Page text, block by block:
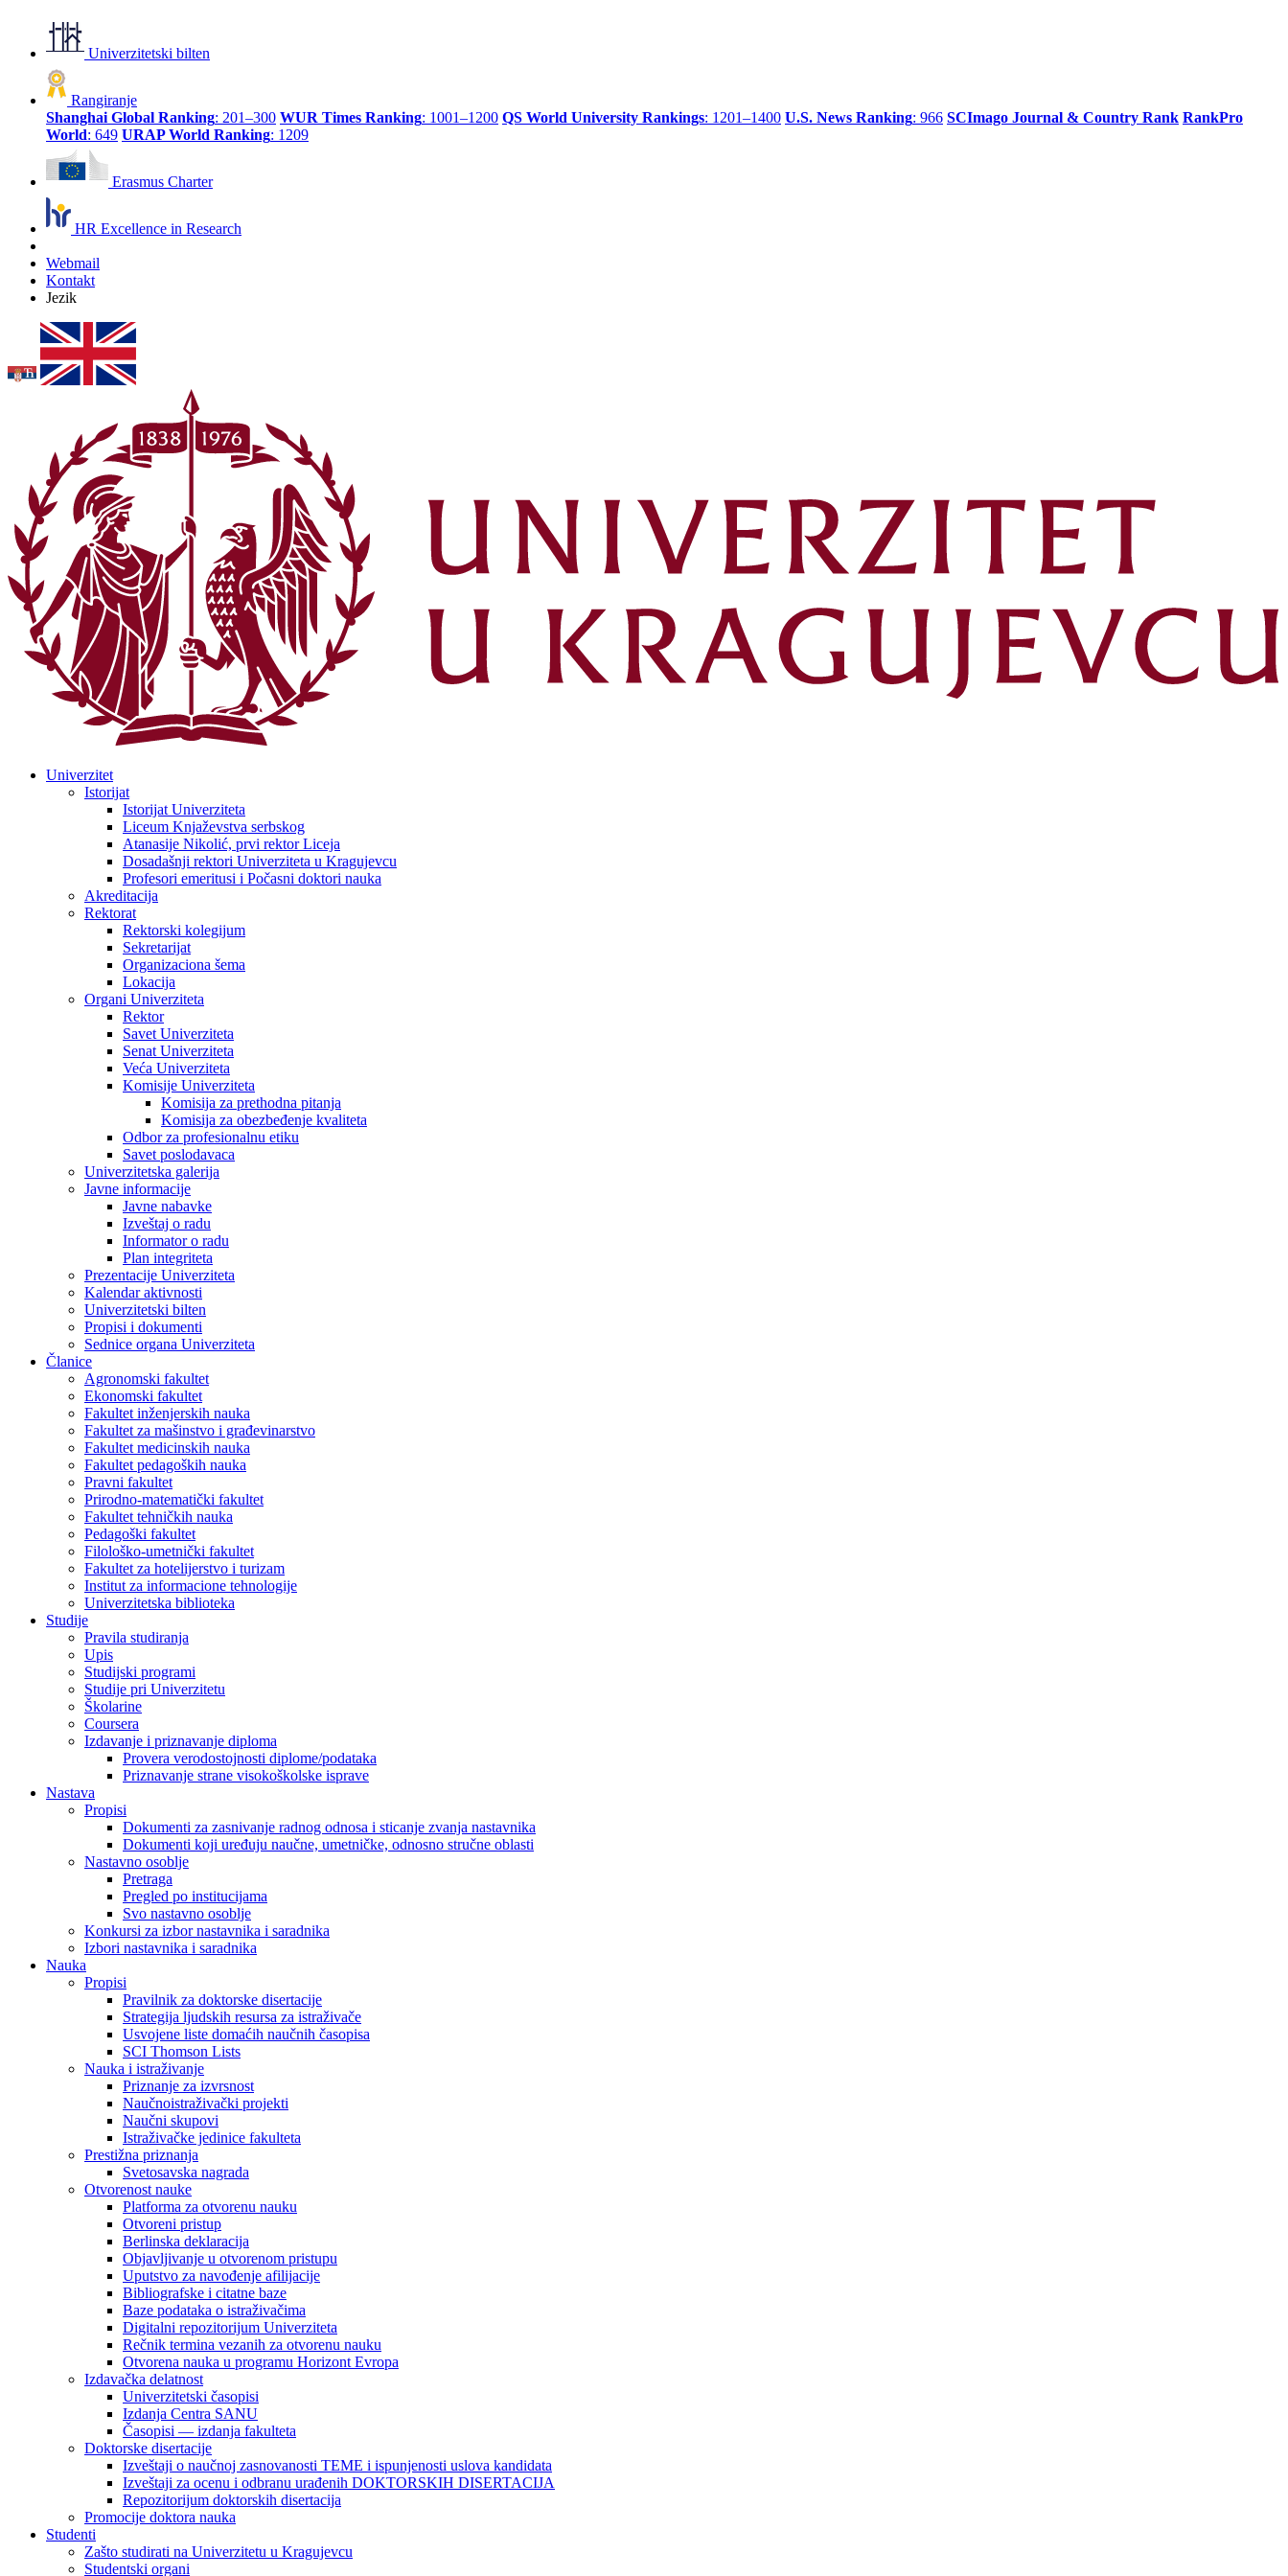
Univerzitetski bilten
Rangiranje
Shanghai Global Ranking: 201–300 WUR Times Ranking: 1001–1200 QS World University Rankings: 1201–1400 U.S. News Ranking: 966 SCImago Journal & Country Rank RankPro
World: 649 URAP World Ranking: 1209
Erasmus Charter
HR Excellence in Research
Webmail
Kontakt
Jezik
Univerzitet
Istorijat
Istorijat Univerziteta
Liceum Knjaževstva serbskog
Atanasije Nikolić, prvi rektor Liceja
Dosadašnji rektori Univerziteta u Kragujevcu
Profesori emeritusi i Počasni doktori nauka
Akreditacija
Rektorat
Rektorski kolegijum
Sekretarijat
Organizaciona šema
Lokacija
Organi Univerziteta
Rektor
Savet Univerziteta
Senat Univerziteta
Veća Univerziteta
Komisije Univerziteta
Komisija za prethodna pitanja
Komisija za obezbeđenje kvaliteta
Odbor za profesionalnu etiku
Savet poslodavaca
Univerzitetska galerija
Javne informacije
Javne nabavke
Izveštaj o radu
Informator o radu
Plan integriteta
Prezentacije Univerziteta
Kalendar aktivnosti
Univerzitetski bilten
Propisi i dokumenti
Sednice organa Univerziteta
Članice
Agronomski fakultet
Ekonomski fakultet
Fakultet inženjerskih nauka
Fakultet za mašinstvo i građevinarstvo
Fakultet medicinskih nauka
Fakultet pedagoških nauka
Pravni fakultet
Prirodno-matematički fakultet
Fakultet tehničkih nauka
Pedagoški fakultet
Filološko-umetnički fakultet
Fakultet za hotelijerstvo i turizam
Institut za informacione tehnologije
Univerzitetska biblioteka
Studije
Pravila studiranja
Upis
Studijski programi
Studije pri Univerzitetu
Školarine
Coursera
Izdavanje i priznavanje diploma
Provera verodostojnosti diplome/podataka
Priznavanje strane visokoškolske isprave
Nastava
Propisi
Dokumenti za zasnivanje radnog odnosa i sticanje zvanja nastavnika
Dokumenti koji uređuju naučne, umetničke, odnosno stručne oblasti
Nastavno osoblje
Pretraga
Pregled po institucijama
Svo nastavno osoblje
Konkursi za izbor nastavnika i saradnika
Izbori nastavnika i saradnika
Nauka
Propisi
Pravilnik za doktorske disertacije
Strategija ljudskih resursa za istraživače
Usvojene liste domaćih naučnih časopisa
SCI Thomson Lists
Nauka i istraživanje
Priznanje za izvrsnost
Naučnoistraživački projekti
Naučni skupovi
Istraživačke jedinice fakulteta
Prestižna priznanja
Svetosavska nagrada
Otvorenost nauke
Platforma za otvorenu nauku
Otvoreni pristup
Berlinska deklaracija
Objavljivanje u otvorenom pristupu
Uputstvo za navođenje afilijacije
Bibliografske i citatne baze
Baze podataka o istraživačima
Digitalni repozitorijum Univerziteta
Rečnik termina vezanih za otvorenu nauku
Otvorena nauka u programu Horizont Evropa
Izdavačka delatnost
Univerzitetski časopisi
Izdanja Centra SANU
Časopisi — izdanja fakulteta
Doktorske disertacije
Izveštaji o naučnoj zasnovanosti TEME i ispunjenosti uslova kandidata
Izveštaji za ocenu i odbranu urađenih DOKTORSKIH DISERTACIJA
Repozitorijum doktorskih disertacija
Promocije doktora nauka
Studenti
Zašto studirati na Univerzitetu u Kragujevcu
Studentski organi